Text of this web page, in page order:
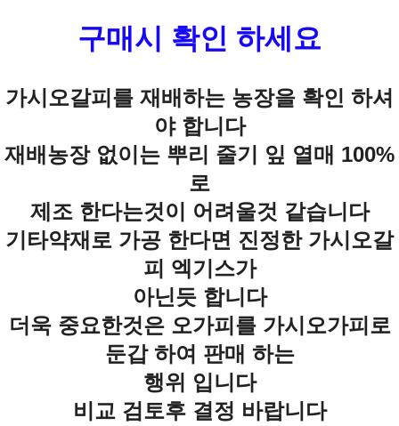
구매시 확인 하세요
가시오갈피를 재배하는 농장을 확인 하셔
야 합니다
재배농장 없이는 뿌리 줄기 잎 열매 100%
로
제조 한다는것이 어려울것 같습니다
기타약재로 가공 한다면 진정한 가시오갈
피 엑기스가
아닌듯 합니다
더욱 중요한것은 오가피를 가시오가피로
둔갑 하여 판매 하는
행위 입니다
비교 검토후 결정 바랍니다